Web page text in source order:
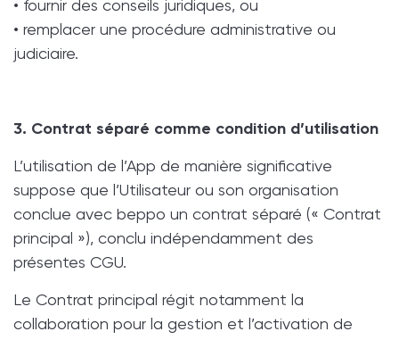
• fournir des conseils juridiques, ou
• remplacer une procédure administrative ou
judiciaire.
3. Contrat séparé comme condition d’utilisation
L’utilisation de l’App de manière significative
suppose que l’Utilisateur ou son organisation
conclue avec beppo un contrat séparé (« Contrat
principal »), conclu indépendamment des
présentes CGU.
Le Contrat principal régit notamment la
collaboration pour la gestion et l’activation de